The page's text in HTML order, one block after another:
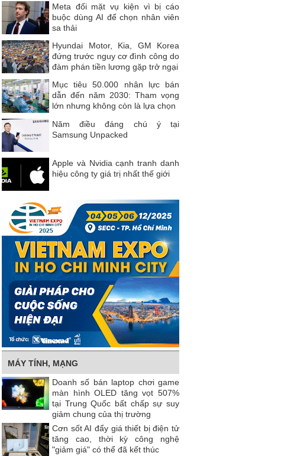
Meta đối mặt vụ kiện vì bị cáo
buộc dùng AI để chọn nhân viên
sa thải
Hyundai Motor, Kia, GM Korea
đứng trước nguy cơ đình công do
đàm phán tiền lương gặp trở ngại
Mục tiêu 50.000 nhân lực bán
dẫn đến năm 2030: Tham vọng
lớn nhưng không còn là lựa chọn
Năm điều đáng chú ý tại
Samsung Unpacked
Apple và Nvidia cạnh tranh danh
hiệu công ty giá trị nhất thế giới
MÁY TÍNH, MẠNG
Doanh số bán laptop chơi game
màn hình OLED tăng vọt 507%
tại Trung Quốc bất chấp sự suy
giảm chung của thị trường
Cơn sốt AI đẩy giá thiết bị điện tử
tăng cao, thời kỳ công nghệ
"giảm giá" có thể đã kết thúc